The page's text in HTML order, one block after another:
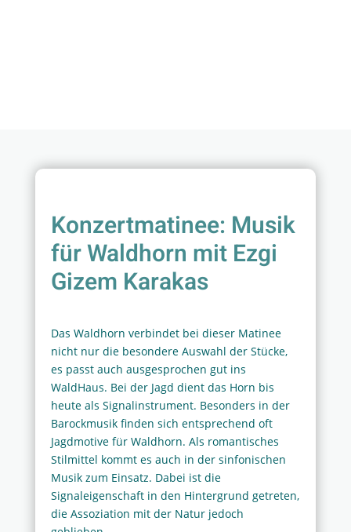
Konzertmatinee: Musik
für Waldhorn mit Ezgi
Gizem Karakas
Das Waldhorn verbindet bei dieser Matinee
nicht nur die besondere Auswahl der Stücke,
es passt auch ausgesprochen gut ins
WaldHaus. Bei der Jagd dient das Horn bis
heute als Signalinstrument. Besonders in der
Barockmusik finden sich entsprechend oft
Jagdmotive für Waldhorn. Als romantisches
Stilmittel kommt es auch in der sinfonischen
Musik zum Einsatz. Dabei ist die
Signaleigenschaft in den Hintergrund getreten,
die Assoziation mit der Natur jedoch